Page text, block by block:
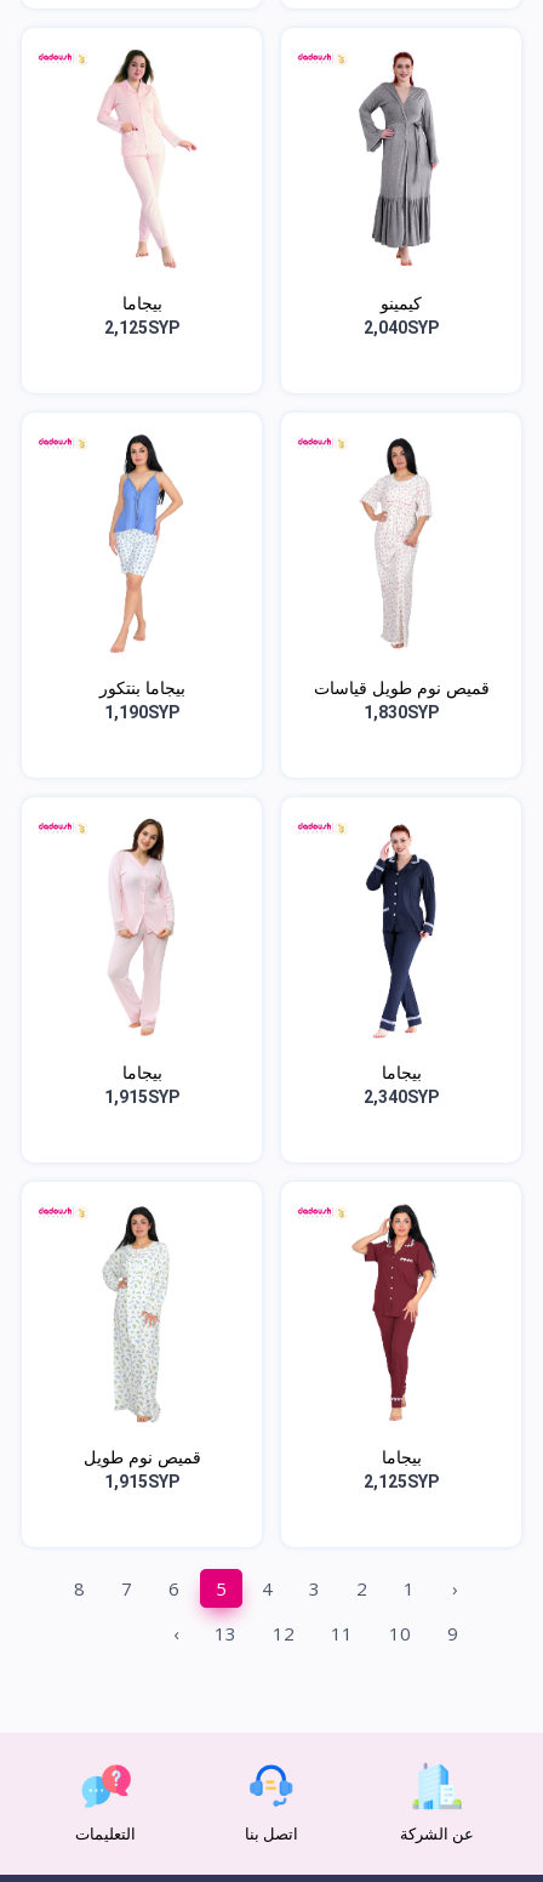
كيمينو
2,040SYP
بيجاما
2,125SYP
قميص نوم طويل قياسات
كب...
1,830SYP
بيجاما بنتكور
1,190SYP
بيجاما
2,340SYP
بيجاما
1,915SYP
بيجاما
2,125SYP
قميص نوم طويل
1,915SYP
‹
1
2
3
4
5
6
7
8
9
10
11
12
13
›
عن الشركة اتصل بنا التعليمات